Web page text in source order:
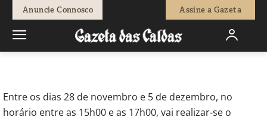
Anuncie Connosco Assine a Gazeta
Redação - 19 de Novembro, 2020 493 0
Entre os dias 28 de novembro e 5 de dezembro, no
horário entre as 15h00 e as 17h00, vai realizar-se o